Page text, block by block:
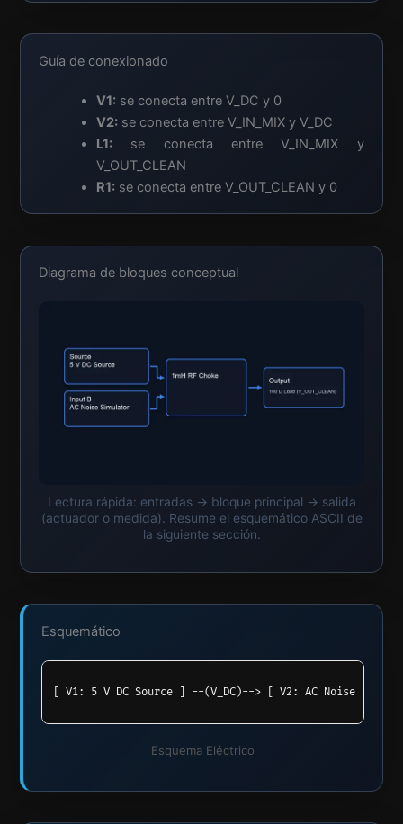
Guía de conexionado
V1:se conecta entre V_DC y 0
V2:se conecta entre V_IN_MIX y V_DC
L1:se conecta entre V_IN_MIX y
V_OUT_CLEAN
R1:se conecta entre V_OUT_CLEAN y 0
Diagrama de bloques conceptual
Lectura rápida: entradas → bloque principal → salida
(actuador o medida). Resume el esquemático ASCII de
la siguiente sección.
Esquemático
Esquema Eléctrico